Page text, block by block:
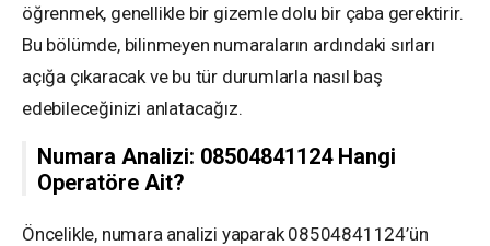
öğrenmek, genellikle bir gizemle dolu bir çaba gerektirir.
Bu bölümde, bilinmeyen numaraların ardındaki sırları
açığa çıkaracak ve bu tür durumlarla nasıl baş
edebileceğinizi anlatacağız.
Numara Analizi: 08504841124 Hangi
Operatöre Ait?
Öncelikle, numara analizi yaparak 08504841124’ün